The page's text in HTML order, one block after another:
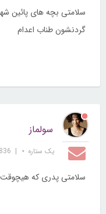
سلامتی بچه های پائین
گردنشون طناب اعدام
سولماز
یک ستاره ⋆ |
836
سلامتی پدری که